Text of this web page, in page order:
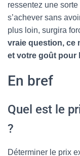
ressentez une
s’achever sans
plus loin, surgira
vraie question, ce
et votre goût pour
En bref
Quel est le
?
Déterminer le prix